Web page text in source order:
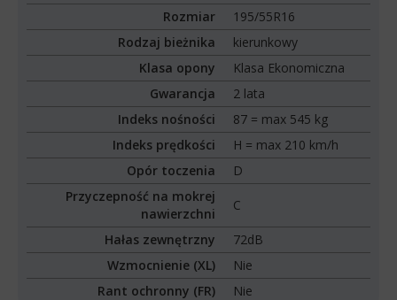
Rozmiar
195/55R16
Rodzaj bieżnika
kierunkowy
Klasa opony
Klasa Ekonomiczna
Gwarancja
2 lata
Indeks nośności
87 = max 545 kg
Indeks prędkości
H = max 210 km/h
Opór toczenia
D
Przyczepność na mokrej
nawierzchni
C
Hałas zewnętrzny
72dB
Wzmocnienie (XL)
Nie
Rant ochronny (FR)
Nie